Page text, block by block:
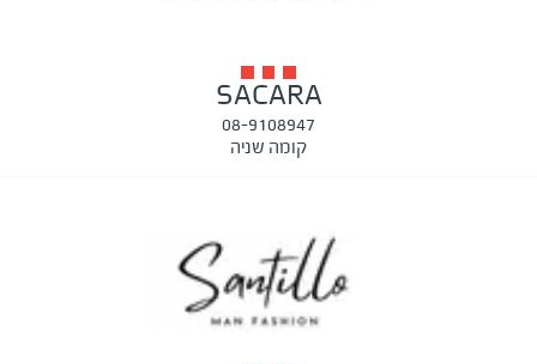
SACARA
08-9108947
קומה שניה